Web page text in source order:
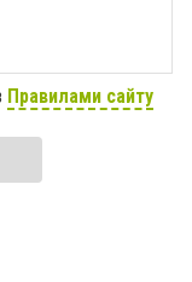
Правилами сайту